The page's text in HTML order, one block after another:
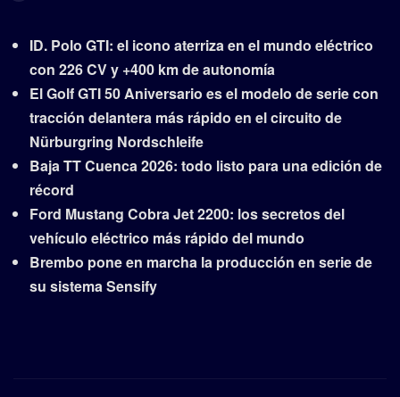
ID. Polo GTI: el icono aterriza en el mundo eléctrico
con 226 CV y +400 km de autonomía
El Golf GTI 50 Aniversario es el modelo de serie con
tracción delantera más rápido en el circuito de
Nürburgring Nordschleife
Baja TT Cuenca 2026: todo listo para una edición de
récord
Ford Mustang Cobra Jet 2200: los secretos del
vehículo eléctrico más rápido del mundo
Brembo pone en marcha la producción en serie de
su sistema Sensify